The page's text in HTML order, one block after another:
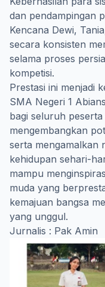
dan pendampingan
Kencana Dewi,
secara konsisten
selama proses
kompetisi.
Prestasi ini menjadi
SMA Negeri 1
bagi seluruh
mengembangkan
serta mengamalkan
kehidupan sehari-
mampu
muda yang
kemajuan bangsa
yang unggul.
Jurnalis : Pak Amin